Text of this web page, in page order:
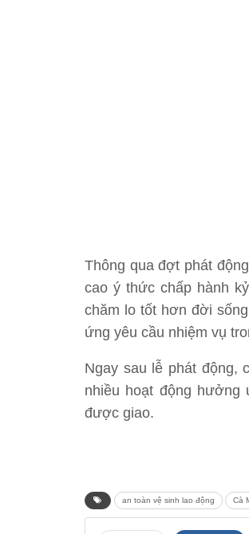
Thông qua đợt phát
cao ý thức chấp hành
chăm lo tốt hơn đời
ứng yêu cầu nhiệm vụ
Ngay sau lễ phát động,
nhiều hoạt động
được giao.
an toàn vệ sinh lao động Cà